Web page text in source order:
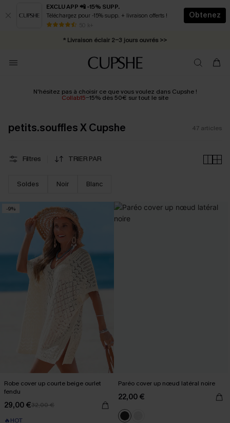
EXCLU APP 📲 -15% SUPP.
Téléchargez pour -15% supp. + livraison offerts !
50 k+
Obtenez
* Livraison éclair 2-3 jours ouvrés >>
Abonnement E-mail : -25% dès 4 achetés >>
N'hésitez pas à choisir ce que vous voulez dans Cupshe !
Collab15-15% dès 50€ sur tout le site
petits.souffles X Cupshe 47 articles
Filtres TRIER PAR
Soldes Noir Blanc
-9%
Robe cover up courte beige ourlet
fendu
29,00 €32,00 €
🔥HOT
Paréo cover up nœud latéral noire
22,00 €